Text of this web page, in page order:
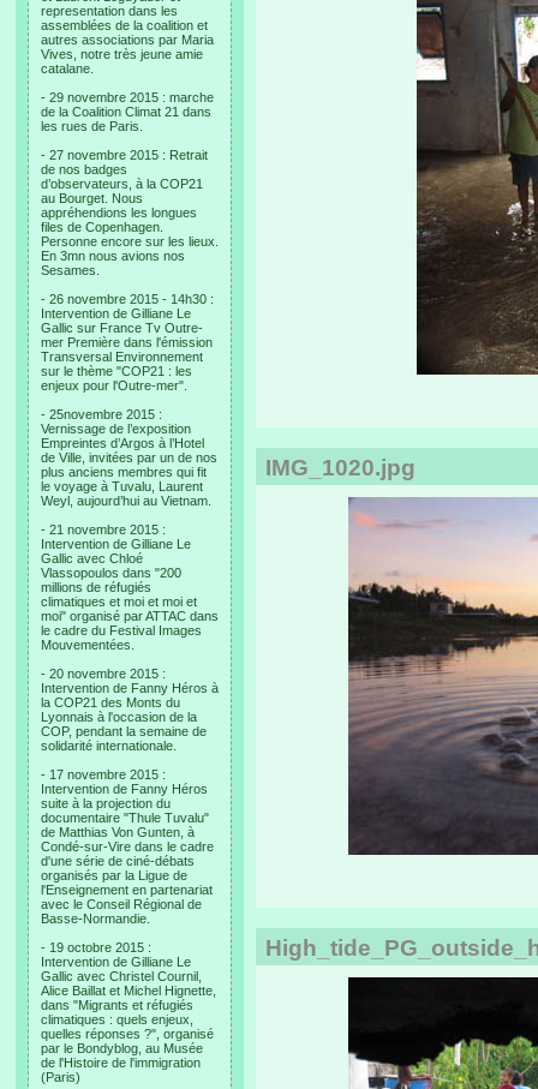
representation dans les
assemblées de la coalition et
autres associations par Maria
Vives, notre très jeune amie
catalane.
- 29 novembre 2015 : marche
de la Coalition Climat 21 dans
les rues de Paris.
- 27 novembre 2015 : Retrait
de nos badges
d’observateurs, à la COP21
au Bourget. Nous
appréhendions les longues
files de Copenhagen.
Personne encore sur les lieux.
En 3mn nous avions nos
Sesames.
- 26 novembre 2015 - 14h30 :
Intervention de Gilliane Le
Gallic sur France Tv Outre-
mer Première dans l'émission
Transversal Environnement
sur le thème "COP21 : les
enjeux pour l'Outre-mer".
- 25novembre 2015 :
Vernissage de l’exposition
Empreintes d’Argos à l’Hotel
de Ville, invitées par un de nos
plus anciens membres qui fit
le voyage à Tuvalu, Laurent
Weyl, aujourd’hui au Vietnam.
- 21 novembre 2015 :
Intervention de Gilliane Le
Gallic avec Chloé
Vlassopoulos dans "200
millions de réfugiés
climatiques et moi et moi et
moi" organisé par ATTAC dans
le cadre du Festival Images
Mouvementées.
- 20 novembre 2015 :
Intervention de Fanny Héros à
la COP21 des Monts du
Lyonnais à l'occasion de la
COP, pendant la semaine de
solidarité internationale.
- 17 novembre 2015 :
Intervention de Fanny Héros
suite à la projection du
documentaire "Thule Tuvalu"
de Matthias Von Gunten, à
Condé-sur-Vire dans le cadre
d'une série de ciné-débats
organisés par la Ligue de
l'Enseignement en partenariat
avec le Conseil Régional de
Basse-Normandie.
- 19 octobre 2015 :
Intervention de Gilliane Le
Gallic avec Christel Cournil,
Alice Baillat et Michel Hignette,
dans "Migrants et réfugiés
climatiques : quels enjeux,
quelles réponses ?", organisé
par le Bondyblog, au Musée
de l'Histoire de l'immigration
(Paris)
IMG_1020.jpg